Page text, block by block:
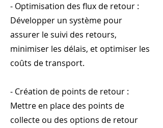
- Optimisation des flux de retour :
Développer un système pour
assurer le suivi des retours,
minimiser les délais, et optimiser les
coûts de transport.
- Création de points de retour :
Mettre en place des points de
collecte ou des options de retour